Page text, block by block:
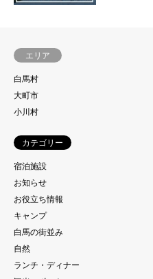
エリア
白馬村
大町市
小川村
カテゴリー
宿泊施設
お知らせ
お役立ち情報
キャンプ
白馬の街並み
自然
ランチ・ディナー